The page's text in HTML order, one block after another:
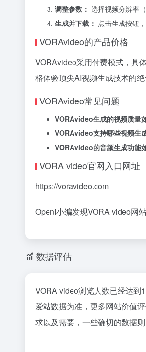
调整参数： 选择视频分辨率
生成并下载： 点击生成按钮
VORAvideo的产品价格
VORAvideo采用付费模式，具
格体验顶尖AI视频生成技术的
VORAvideo常见问题
VORAvideo生成的视频质量
VORAvideo支持哪些视频生
VORAvideo的音频生成功能
VORA video官网入口网址
https://voravideo.com
OpenI小编发现VORA video网
数据评估
VORA video浏览人数已经达到
爱站数据为准，更多网站价值
求以及需要，一些确切的数据